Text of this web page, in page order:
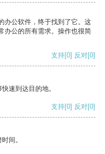
办公软件，终于找到了它。这
办公的所有需求。操作也很简
支持[0] 反对[0]
速到达目的地。
支持[0] 反对[0]
间。